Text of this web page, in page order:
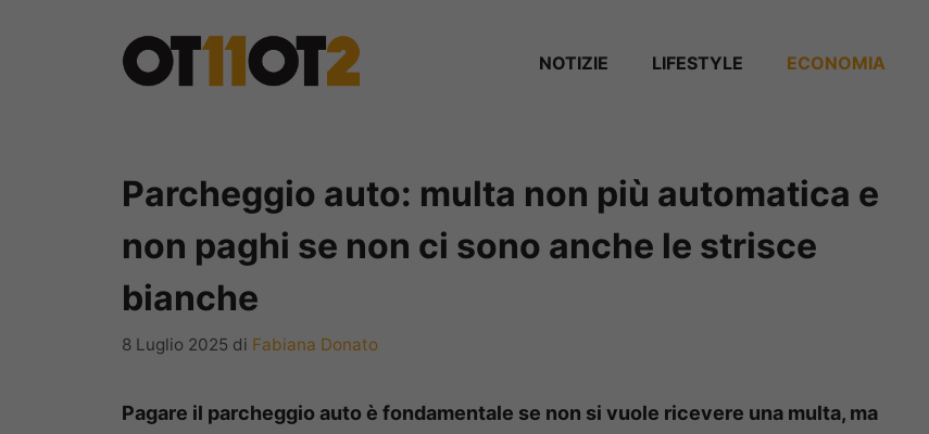
NOTIZIE ⁠⁠LIFESTYLE ECONOMIA
Parcheggio auto: multa non più automatica e
non paghi se non ci sono anche le strisce
bianche
8 Luglio 2025 di Fabiana Donato
Pagare il parcheggio auto è fondamentale se non si vuole ricevere una multa, ma